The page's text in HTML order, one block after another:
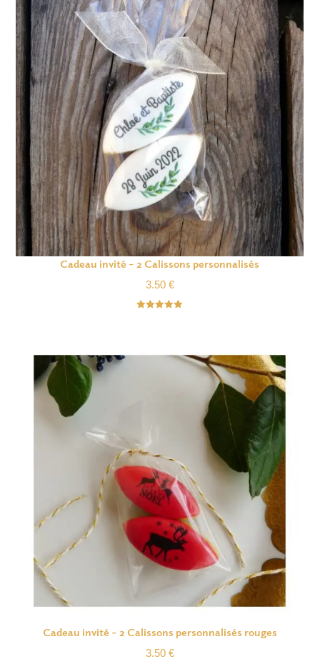
Cadeau invité – 2 Calissons personnalisés
3.50 €
Cadeau invité – 2 Calissons personnalisés rouges
3.50 €